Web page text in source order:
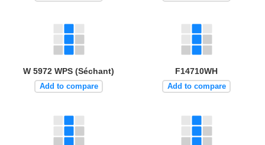
W 5972 WPS (Séchant)
Add to compare
F14710WH
Add to compare